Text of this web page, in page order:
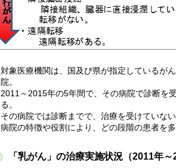
対象医療機関は、国及び県が指定しているが
院。
2011～2015年の5年間で、その病院で診断を
る。
その病院では診断までで、治療を受けていない
病院の特徴や役割により、どの段階の患者を
「乳がん」の治療実施状況（2011年～